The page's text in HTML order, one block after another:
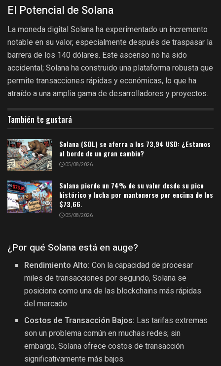
El Potencial de Solana
La moneda digital Solana ha experimentado un incremento
notable en su valor, especialmente después de traspasar la
barrera de los 140 dólares. Este ascenso no ha sido
accidental; Solana ha construido una plataforma robusta que
permite transacciones rápidas y económicas, lo que ha
atraído a una amplia gama de desarrolladores y proyectos.
También te gustará
Solana (SOL) se aferra a los 73,94 USD: ¿Estamos
al borde de un gran cambio?
05/08/2026
Solana pierde un 74% de su valor desde su pico
histórico y lucha por mantenerse por encima de los
$73,66.
05/08/2026
¿Por qué Solana está en auge?
Rendimiento Alto: Con la capacidad de procesar
miles de transacciones por segundo, Solana se
posiciona como una de las blockchains más rápidas
del mercado.
Costos de Transacción Bajos: Las tarifas extremas
son un problema común en muchas redes; sin
embargo, Solana ofrece costos de transacción
significativamente más bajos.